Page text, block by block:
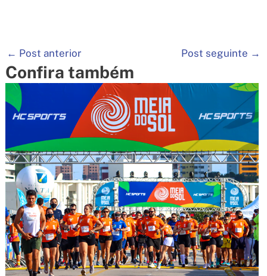
← Post anterior Post seguinte →
Confira também